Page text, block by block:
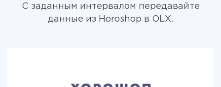
С заданным интервалом передавайте
данные из Horoshop в OLX.